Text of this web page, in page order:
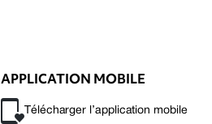
APPLICATION MOBILE
Télécharger l’application mobile